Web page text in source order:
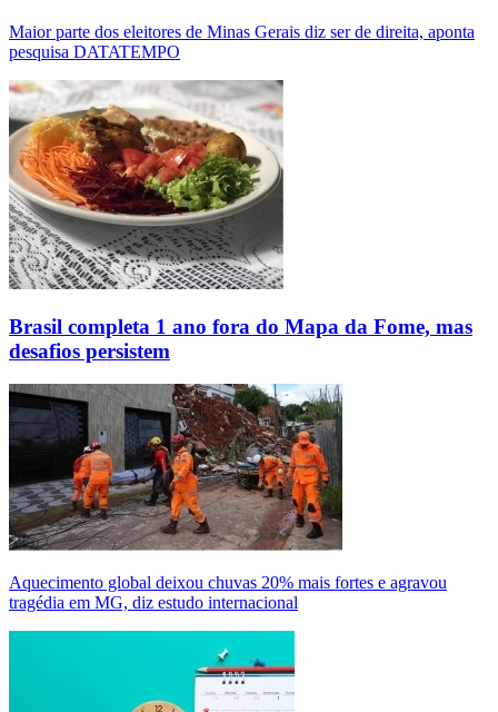
Maior parte dos eleitores de Minas Gerais diz ser de direita, aponta
pesquisa DATATEMPO
Brasil completa 1 ano fora do Mapa da Fome, mas
desafios persistem
Aquecimento global deixou chuvas 20% mais fortes e agravou
tragédia em MG, diz estudo internacional